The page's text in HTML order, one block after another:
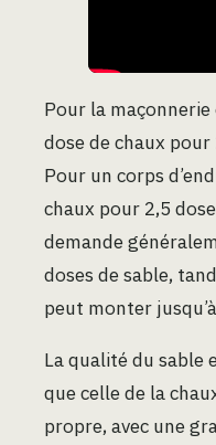
Pour la
dose de chaux pour
Pour un corps
chaux pour 2,5
demande
doses de sable,
peut monter
La qualité du
que celle de la
propre, avec une